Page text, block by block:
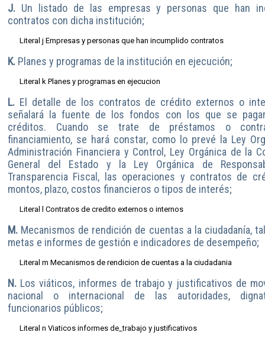
J. Un listado de las empresas y personas que han
contratos con dicha institución;
Literal j Empresas y personas que han incumplido contratos
K. Planes y programas de la institución en ejecución;
Literal k Planes y programas en ejecucion
L. El detalle de los contratos de crédito externos o
señalará la fuente de los fondos con los que se
créditos. Cuando se trate de préstamos o
financiamiento, se hará constar, como lo prevé la Ley
Administración Financiera y Control, Ley Orgánica de la
General del Estado y la Ley Orgánica de
Transparencia Fiscal, las operaciones y contratos de
montos, plazo, costos financieros o tipos de interés;
Literal l Contratos de credito externos o internos
M. Mecanismos de rendición de cuentas a la ciudadanía,
metas e informes de gestión e indicadores de desempeño;
Literal m Mecanismos de rendicion de cuentas a la ciudadania
N. Los viáticos, informes de trabajo y justificativos de
nacional o internacional de las autoridades,
funcionarios públicos;
Literal n Viaticos informes de_trabajo y justificativos